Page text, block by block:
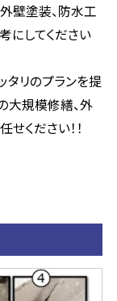
壁塗装、防水工
にしてください
タリのプランを提
大規模修繕、外
ください！！